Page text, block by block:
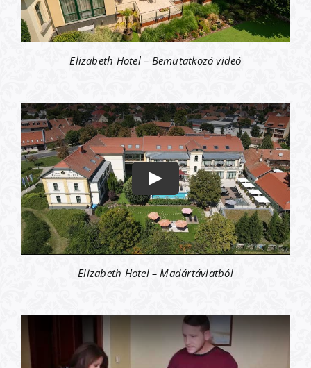
Elizabeth Hotel – Bemutatkozó videó
Elizabeth Hotel – Madártávlatból